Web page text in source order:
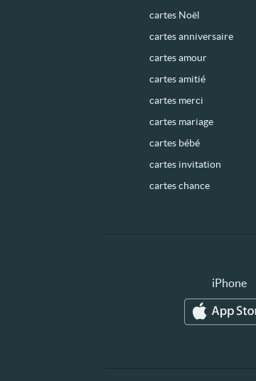
cartes Noël
cartes anniversaire
cartes amour
cartes amitié
cartes merci
cartes mariage
cartes bébé
cartes invitation
cartes chance
iPhone